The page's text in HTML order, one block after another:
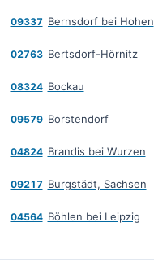
09337
02763 Bertsdorf-Hörnitz
08324 Bockau
09579 Borstendorf
04824 Brandis bei Wurzen
09217 Burgstädt, Sachsen
04564 Böhlen bei Leipzig